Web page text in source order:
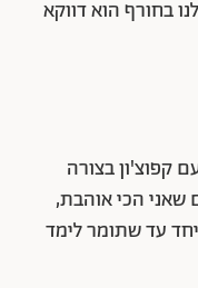
בחורף הוא דווקא
קפוצ'ון בצורה
שאני הכי אוהבת,
עד שתומר לימד